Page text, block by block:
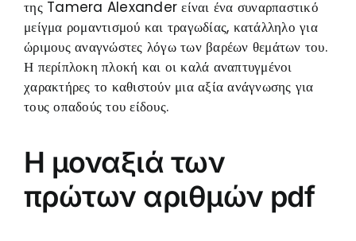
της Tamera Alexander είναι ένα συναρπαστικό
μείγμα ρομαντισμού και τραγωδίας, κατάλληλο για
ώριμους αναγνώστες λόγω των βαρέων θεμάτων του.
Η περίπλοκη πλοκή και οι καλά αναπτυγμένοι
χαρακτήρες το καθιστούν μια αξία ανάγνωσης για
τους οπαδούς του είδους.
Η μοναξιά των
πρώτων αριθμών pdf